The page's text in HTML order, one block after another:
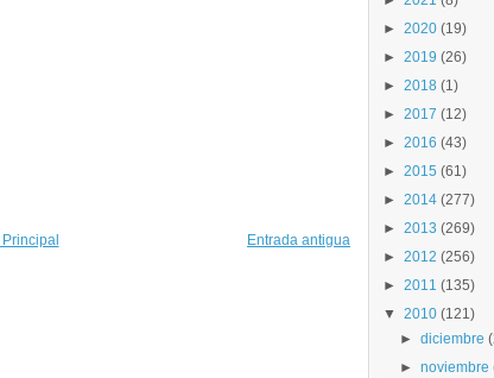
Entrada antigua
► 2020 (19)
► 2019 (26)
► 2018 (1)
► 2017 (12)
► 2016 (43)
► 2015 (61)
► 2014 (277)
► 2013 (269)
► 2012 (256)
► 2011 (135)
▼ 2010 (121)
►diciembre
►noviembre